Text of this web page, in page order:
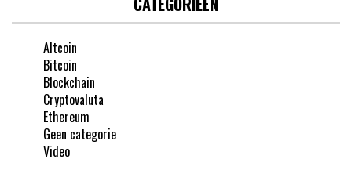
Altcoin
Bitcoin
Blockchain
Cryptovaluta
Ethereum
Geen categorie
Video